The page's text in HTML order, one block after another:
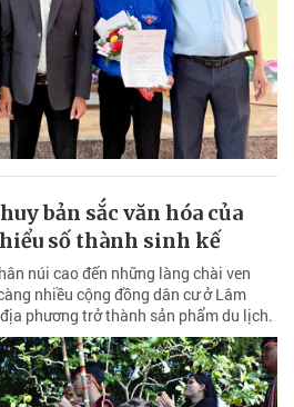
bản sắc văn hóa của
số thành sinh kế
núi cao đến những làng chài ven
nhiều cộng đồng dân cư ở Lâm
phương trở thành sản phẩm du lịch.